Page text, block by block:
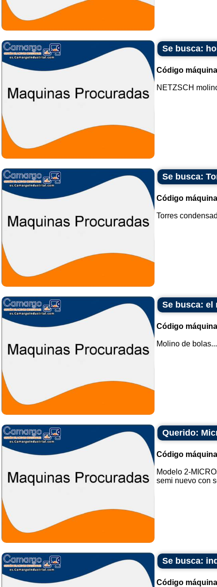
Se busca:
Código
NETZSCH
Se busca:
Código
Torres
Se busca: el
Código
Molino de bolas...
Querido:
Código
Modelo 2-
semi nuevo con
Se busca:
Código